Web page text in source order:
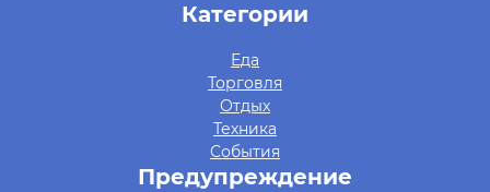
Категории
Еда
Торговля
Отдых
Техника
События
Предупреждение